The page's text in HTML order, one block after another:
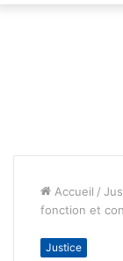
Accueil /
fonction et
Justice